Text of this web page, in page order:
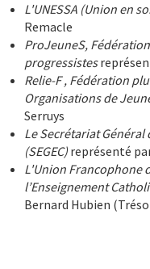
L'UNESSA (Union en
Remacle
ProJeuneS,
progressistes
Relie-F , Fédération
Organisations de
Serruys
Le Secrétariat
(SEGEC) représenté
L'Union Francophone
l’Enseignement
Bernard Hubien